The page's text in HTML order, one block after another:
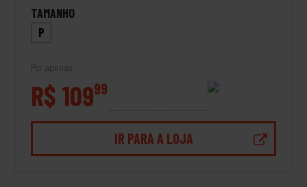
TAMANHO
P
Por apenas
R$ 10999
IR PARA A LOJA